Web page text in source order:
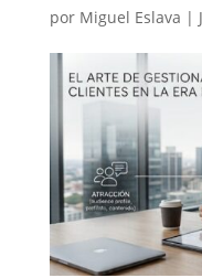
por Miguel Eslava |